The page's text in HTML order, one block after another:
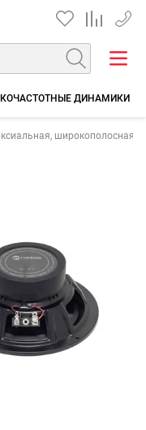
+7
ДИНАМИКИ
широкополосная